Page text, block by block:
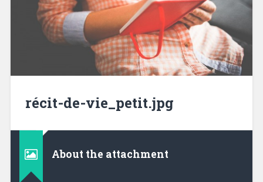
récit-de-vie_petit.jpg
About the attachment